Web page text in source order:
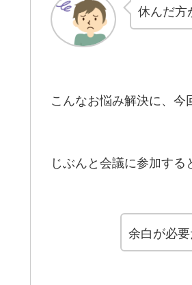
休んだ方
こんなお悩み解決に、今
じぶんと会議に参加する
余白が必